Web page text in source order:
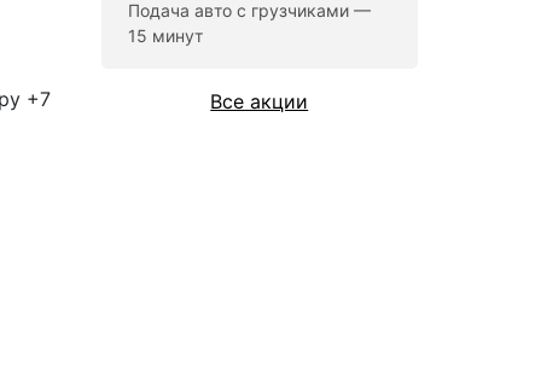
+7
Подача авто с грузчиками —
15 минут
Все акции